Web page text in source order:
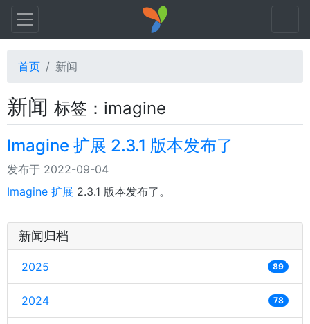
首页 新闻
新闻 标签：imagine
Imagine 扩展 2.3.1 版本发布了
发布于 2022-09-04
Imagine 扩展 2.3.1 版本发布了。
新闻归档
2025 89
2024 78